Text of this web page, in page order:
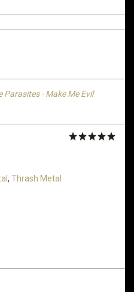
Parasites - Make Me Evil
, Thrash Metal